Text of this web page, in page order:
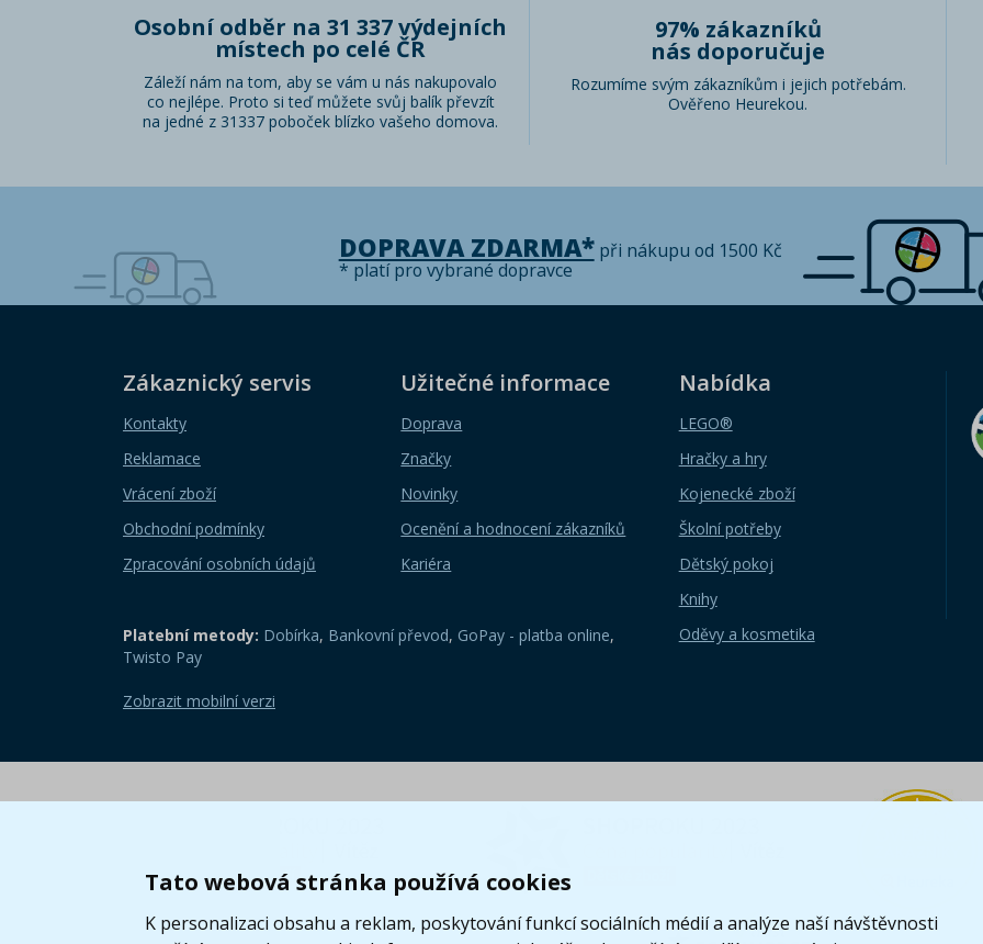
Tato webová stránka používá cookies
K personalizaci obsahu a reklam, poskytování funkcí sociálních médií a analýze naší návštěvnosti
Osobní odběr na 31 337 výdejních
místech po celé ČR
Záleží nám na tom, aby se vám u nás nakupovalo
co nejlépe. Proto si teď můžete svůj balík převzít
na jedné z 31337 poboček blízko vašeho domova.
97% zákazníků
nás doporučuje
Rozumíme svým zákazníkům i jejich potřebám.
Ověřeno Heurekou.
DOPRAVA ZDARMA*při nákupu od 1500 Kč
* platí pro vybrané dopravce
Zákaznický servis
Kontakty
Reklamace
Vrácení zboží
Obchodní podmínky
Zpracování osobních údajů
Užitečné informace
Doprava
Značky
Novinky
Ocenění a hodnocení zákazníků
Kariéra
Nabídka
LEGO®
Hračky a hry
Kojenecké zboží
Školní potřeby
Dětský pokoj
Knihy
Oděvy a kosmetika
Platební metody: Dobírka, Bankovní převod, GoPay - platba online,
Twisto Pay
Zobrazit mobilní verzi